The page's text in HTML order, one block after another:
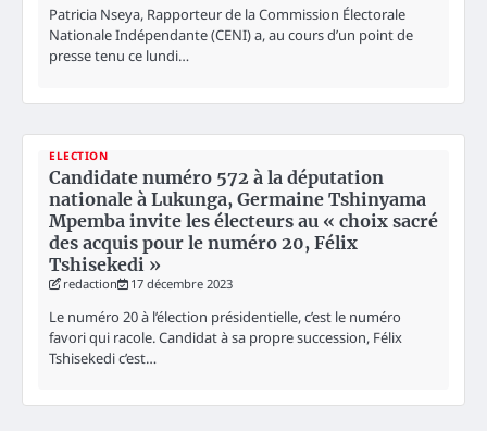
Patricia Nseya, Rapporteur de la Commission Électorale
Nationale Indépendante (CENI) a, au cours d’un point de
presse tenu ce lundi…
ELECTION
Candidate numéro 572 à la députation
nationale à Lukunga, Germaine Tshinyama
Mpemba invite les électeurs au « choix sacré
des acquis pour le numéro 20, Félix
Tshisekedi »
redaction 17 décembre 2023
Le numéro 20 à l’élection présidentielle, c’est le numéro
favori qui racole. Candidat à sa propre succession, Félix
Tshisekedi c’est…